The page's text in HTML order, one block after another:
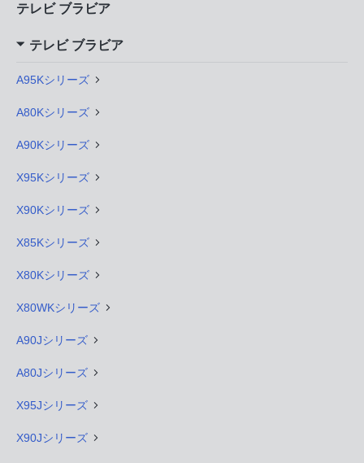
テレビ ブラビア
テレビ ブラビア
A95Kシリーズ
A80Kシリーズ
A90Kシリーズ
X95Kシリーズ
X90Kシリーズ
X85Kシリーズ
X80Kシリーズ
X80WKシリーズ
A90Jシリーズ
A80Jシリーズ
X95Jシリーズ
X90Jシリーズ